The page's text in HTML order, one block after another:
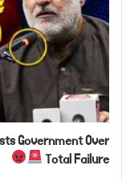
Government Over
Total Failure